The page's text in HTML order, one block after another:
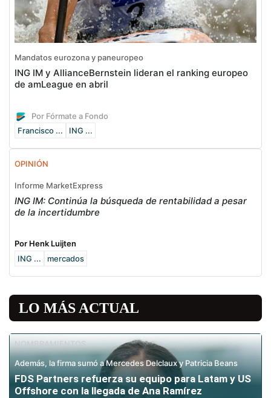
Mandatos eurozona y paneuropeo
ING IM y AllianceBernstein lideran el ranking europeo
de amLeague en abril
Por Fórmate a Fondo
Francisco ...
ING ...
OPINIÓN
Informe MarketExpress
ING IM: Continúa la búsqueda de rentabilidad a pesar
de la incertidumbre
Por Henk Luijten
ING ...
mercados
LO MÁS ACTUAL
NOMBRAMIENTOS
Además, la firma sumó a Mercedes Delclaux y Patricia Beans
FDS Partners refuerza su equipo para Latam y US
Offshore con la llegada de Ana Ramírez